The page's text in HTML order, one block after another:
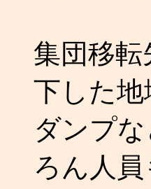
集団移
下した
ダンプ
ろん人